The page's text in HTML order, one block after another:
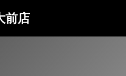
前店